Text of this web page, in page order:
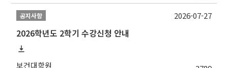
공지사항
2026학년도 2학기 수강신청 안내
보건대학원
2026-07-27